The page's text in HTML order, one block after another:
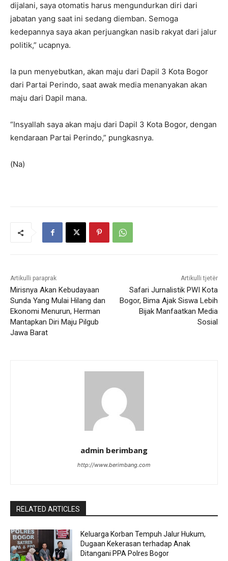
dijalani, saya otomatis harus mengundurkan diri dari
jabatan yang saat ini sedang diemban. Semoga
kedepannya saya akan perjuangkan nasib rakyat dari jalur
politik,” ucapnya.
Ia pun menyebutkan, akan maju dari Dapil 3 Kota Bogor
dari Partai Perindo, saat awak media menanyakan akan
maju dari Dapil mana.
“Insyallah saya akan maju dari Dapil 3 Kota Bogor, dengan
kendaraan Partai Perindo,” pungkasnya.
(Na)
Artikulli paraprak
Mirisnya Akan Kebudayaan
Sunda Yang Mulai Hilang dan
Ekonomi Menurun, Herman
Mantapkan Diri Maju Pilgub
Jawa Barat
Artikulli tjetër
Safari Jurnalistik PWI Kota
Bogor, Bima Ajak Siswa Lebih
Bijak Manfaatkan Media
Sosial
admin berimbang
http://www.berimbang.com
RELATED ARTICLES
Keluarga Korban Tempuh Jalur Hukum,
Dugaan Kekerasan terhadap Anak
Ditangani PPA Polres Bogor